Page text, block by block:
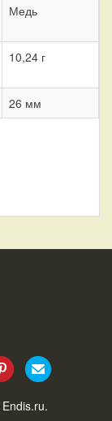
Медь
10,24 г
26 мм
Endis.ru.